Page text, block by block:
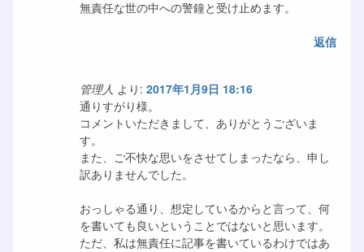
無責任な世の中への警鐘と受け止めます。
返信
管理人 より: 2017年1月9日 18:16
通りすがり様。
コメントいただきまして、ありがとうございま
す。
また、ご不快な思いをさせてしまったなら、申し
訳ありませんでした。
おっしゃる通り、想定しているからと言って、何
を書いても良いということではないと思います。
ただ、私は無責任に記事を書いているわけではあ